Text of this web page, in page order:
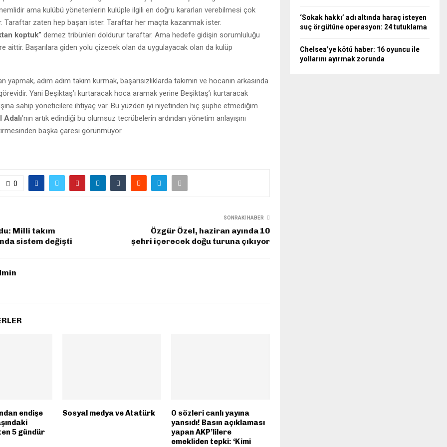
ama kulübü yönetenlerin kulüple ilgili en doğru kararları verebilmesi çok
Taraftar zaten hep başarı ister. Taraftar her maçta kazanmak ister.
koptuk” demez tribünleri doldurur taraftar. Ama hedefe gidişin sorumluluğu
aittir. Başarılara giden yolu çizecek olan da uygulayacak olan da kulüp
yapmak, adım adım takım kurmak, başarısızlıklarda takımın ve hocanın arkasında
Yani Beşiktaş’ı kurtaracak hoca aramak yerine Beşiktaş’ı kurtaracak
sahip yöneticilere ihtiyaç var. Bu yüzden iyi niyetinden hiç şüphe etmediğim
Adalı’nın artık edindiği bu olumsuz tecrübelerin ardından yönetim anlayışını
başka çaresi görünmüyor.
0
Milli takım
sistem değişti
SONRAKI HABER
Özgür Özel, haziran ayında 10
şehri içerecek doğu turuna çıkıyor
endişe
5 gündür
Sosyal medya ve Atatürk
O sözleri canlı yayına
yansıdı! Basın açıklaması
yapan AKP’lilere
emekliden tepki: ‘Kimi
‘Sokak hakkı’ adı altında haraç isteyen
suç örgütüne operasyon: 24 tutuklama
Chelsea’ye kötü haber: 16 oyuncu ile
yollarını ayırmak zorunda